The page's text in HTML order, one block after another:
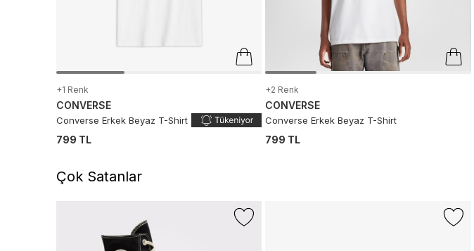
+1 Renk
CONVERSE
Converse Erkek Beyaz T-Shirt
799 TL
+2 Renk
CONVERSE
Converse Erkek Beyaz T-Shirt
799 TL
Çok Satanlar